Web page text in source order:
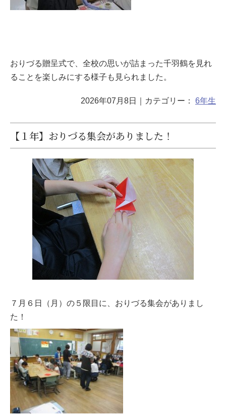
おりづる贈呈式で、全校の思いが詰まった千羽鶴を見れ
ることを楽しみにする様子も見られました。
2026年07月8日 ｜カテゴリー： 6年生
【１年】おりづる集会がありました！
７月６日（月）の５限目に、おりづる集会がありまし
た！